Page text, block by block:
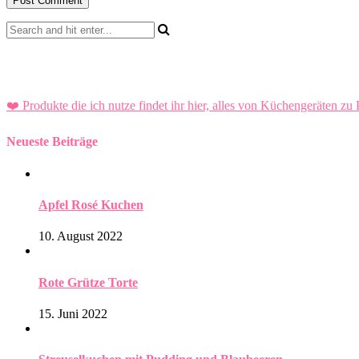
❤️ Produkte die ich nutze findet ihr hier, alles von Küchengeräten zu
Neueste Beiträge
Apfel Rosé Kuchen
10. August 2022
Rote Grütze Torte
15. Juni 2022